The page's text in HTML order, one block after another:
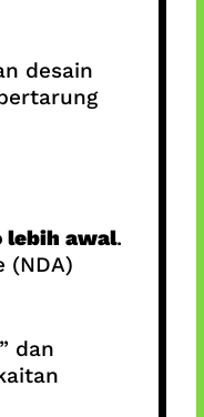
desain
lebih awal.
(NDA)
dan